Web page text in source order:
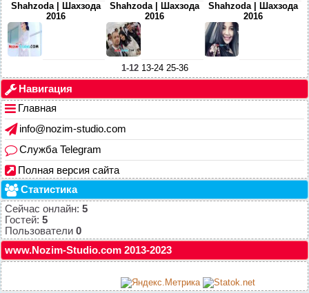
Shahzoda | Шахзода
2016
Shahzoda | Шахзода
2016
Shahzoda | Шахзода
2016
1-12 13-24 25-36
Навигация
Главная
info@nozim-studio.com
Служба Telegram
Полная версия сайта
Статистика
Сейчас онлайн: 5
Гостей: 5
Пользователи 0
www.Nozim-Studio.com 2013-2023